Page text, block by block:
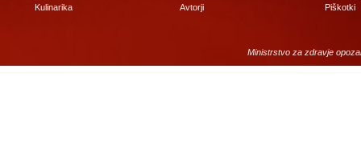
Kulinarika
Avtorji
Piškotki
Ministrstvo za zdravje